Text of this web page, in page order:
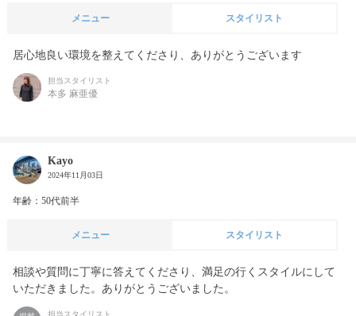
メニュー スタイリスト
居心地良い環境を整えてくださり、ありがとうございます
担当スタイリスト
本多 麻亜優
Kayo
2024年11月03日
年齢：50代前半
メニュー スタイリスト
相談や質問に丁寧に答えてくださり、満足の行くスタイルにして
いただきました。ありがとうございました。
担当スタイリスト